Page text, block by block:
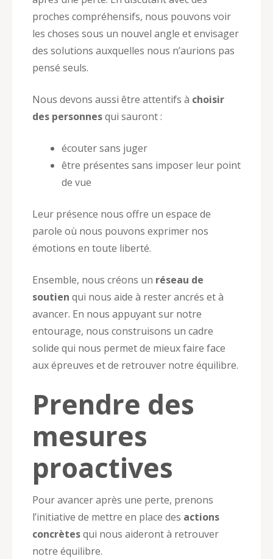
proches compréhensifs, nous pouvons voir
les choses sous un nouvel angle et envisager
des solutions auxquelles nous n’aurions pas
pensé seuls.
Nous devons aussi être attentifs à choisir
des personnesqui sauront :
écouter sans juger
être présentes sans imposer leur point
de vue
Leur présence nous offre un espace de
parole où nous pouvons exprimer nos
émotions en toute liberté.
Ensemble, nous créons un réseau de
soutien qui nous aide à rester ancrés et à
avancer. En nous appuyant sur notre
entourage, nous construisons un cadre
solide qui nous permet de mieux faire face
aux épreuves et de retrouver notre équilibre.
Prendre des
mesures
proactives
Pour avancer après une perte, prenons
l’initiative de mettre en place des actions
concrètesqui nous aideront à retrouver
notre équilibre.